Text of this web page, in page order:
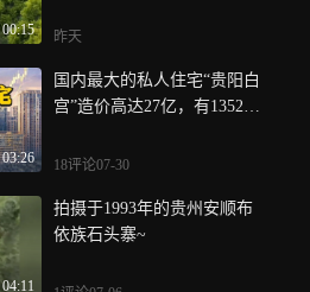
00:15 昨天
03:26
国内最大的私人住宅“贵阳白
宫”造价高达27亿，有1352个
18评论07-30
04:11
拍摄于1993年的贵州安顺布
依族石头寨~